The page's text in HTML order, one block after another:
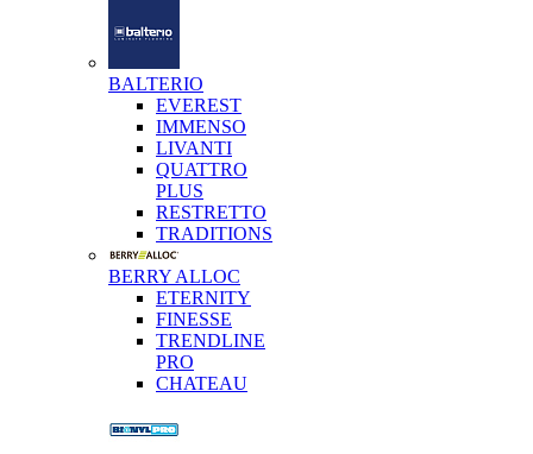
BALTERIO
EVEREST
IMMENSO
LIVANTI
QUATTRO
PLUS
RESTRETTO
TRADITIONS
BERRY ALLOC
ETERNITY
FINESSE
TRENDLINE
PRO
CHATEAU